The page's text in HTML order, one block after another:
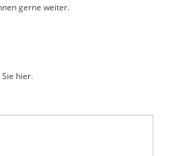
gerne weiter.
hier.